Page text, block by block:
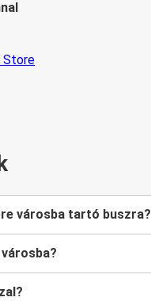
városba tartó buszra?